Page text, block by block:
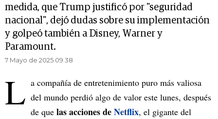
medida, que Trump justificó por "seguridad
nacional", dejó dudas sobre su implementación
y golpeó también a Disney, Warner y
Paramount.
7 Mayo de 2025 09.38
L a compañía de entretenimiento puro más valiosa
del mundo perdió algo de valor este lunes, después
de que las acciones deNetflix, el gigante del